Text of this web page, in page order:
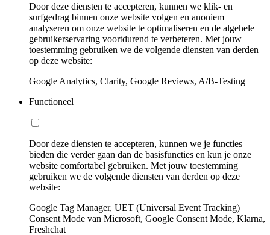
Door deze diensten te accepteren, kunnen we klik- en
surfgedrag binnen onze website volgen en anoniem
analyseren om onze website te optimaliseren en de algehele
gebruikerservaring voortdurend te verbeteren. Met jouw
toestemming gebruiken we de volgende diensten van derden
op deze website:
Google Analytics, Clarity, Google Reviews, A/B-Testing
Functioneel
Door deze diensten te accepteren, kunnen we je functies
bieden die verder gaan dan de basisfuncties en kun je onze
website comfortabel gebruiken. Met jouw toestemming
gebruiken we de volgende diensten van derden op deze
website:
Google Tag Manager, UET (Universal Event Tracking)
Consent Mode van Microsoft, Google Consent Mode, Klarna,
Freshchat